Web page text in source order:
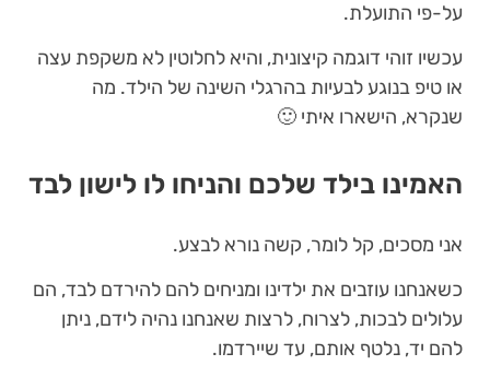
על-פי התועלת.
עכשיו זוהי דוגמה קיצונית, והיא לחלוטין לא משקפת עצה
או טיפ בנוגע לבעיות בהרגלי השינה של הילד. מה
שנקרא, הישארו איתי 🙂
האמינו בילד שלכם והניחו לו לישון לבד
אני מסכים, קל לומר, קשה נורא לבצע.
כשאנחנו עוזבים את ילדינו ומניחים להם להירדם לבד, הם
עלולים לבכות, לצרוח, לרצות שאנחנו נהיה לידם, ניתן
להם יד, נלטף אותם, עד שיירדמו.